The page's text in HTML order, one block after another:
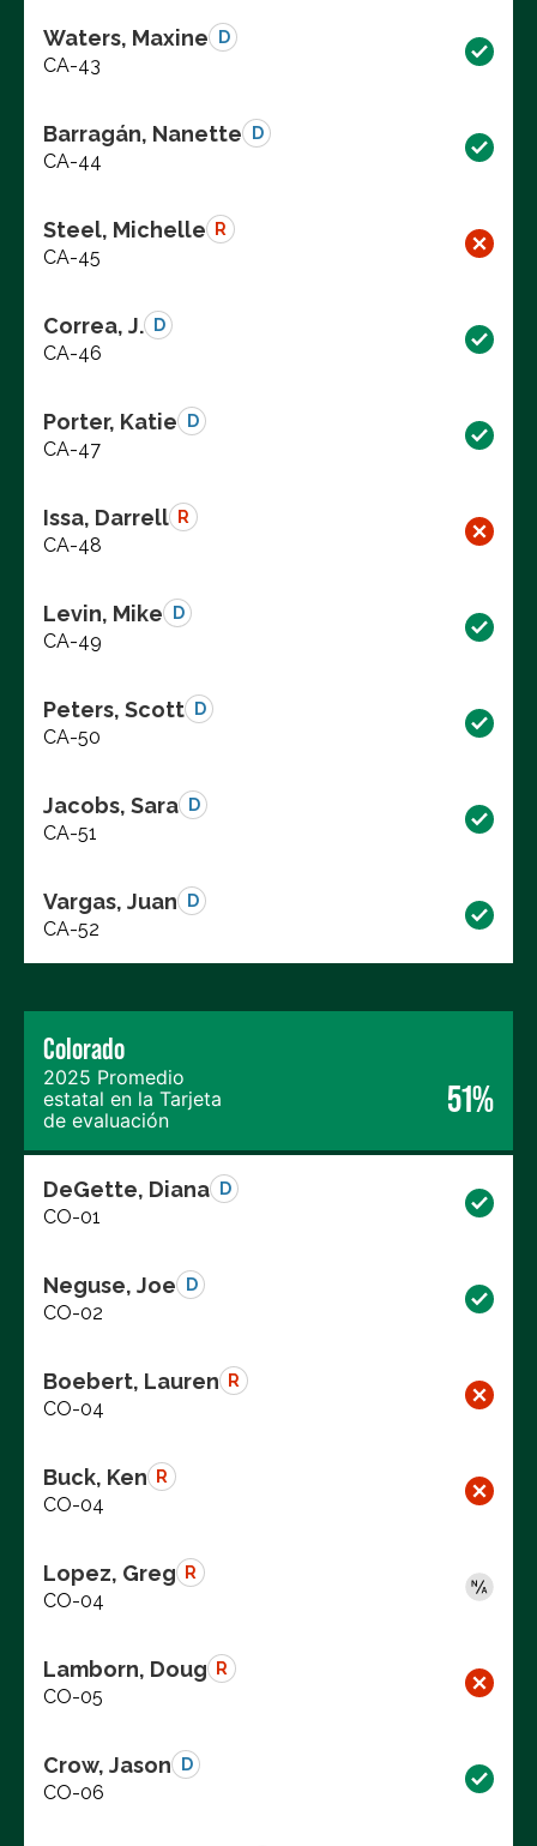
Waters, Maxine D
CA-43
Barragán, Nanette D
CA-44
Steel, Michelle R
CA-45
Correa, J. D
CA-46
Porter, Katie D
CA-47
Issa, Darrell R
CA-48
Levin, Mike D
CA-49
Peters, Scott D
CA-50
Jacobs, Sara D
CA-51
Vargas, Juan D
CA-52
Colorado
2025 Promedio
estatal en la Tarjeta
de evaluación
51%
DeGette, Diana D
CO-01
Neguse, Joe D
CO-02
Boebert, Lauren R
CO-04
Buck, Ken R
CO-04
Lopez, Greg R
CO-04
Lamborn, Doug R
CO-05
Crow, Jason D
CO-06